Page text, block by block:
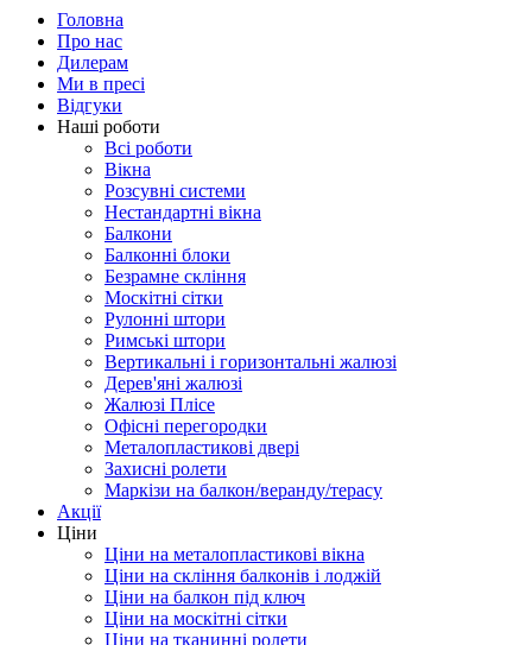
Головна
Про нас
Дилерам
Ми в пресі
Відгуки
Наші роботи
Всі роботи
Вікна
Розсувні системи
Нестандартні вікна
Балкони
Балконні блоки
Безрамне скління
Москітні сітки
Рулонні штори
Римські штори
Вертикальні і горизонтальні жалюзі
Дерев'яні жалюзі
Жалюзі Плісе
Офісні перегородки
Металопластикові двері
Захисні ролети
Маркізи на балкон/веранду/терасу
Акції
Ціни
Ціни на металопластикові вікна
Ціни на скління балконів і лоджій
Ціни на балкон під ключ
Ціни на москітні сітки
Ціни на тканинні ролети